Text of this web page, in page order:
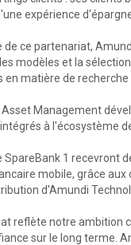
expérience
de ce partenariat,
modèles et la
en matière de recherche
Management
à l'écosystème
SpareBank 1 recevront
mobile, grâce
d'Amundi
reflète notre ambition
sur le long terme.